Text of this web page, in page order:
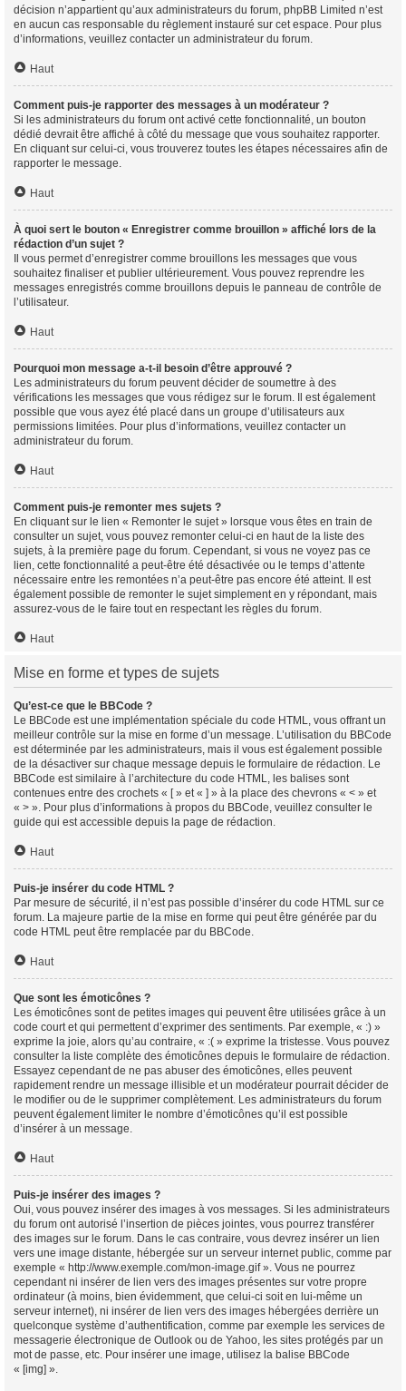
décision n’appartient qu’aux administrateurs du forum, phpBB Limited n’est
en aucun cas responsable du règlement instauré sur cet espace. Pour plus
d’informations, veuillez contacter un administrateur du forum.
Haut
Comment puis-je rapporter des messages à un modérateur ?
Si les administrateurs du forum ont activé cette fonctionnalité, un bouton
dédié devrait être affiché à côté du message que vous souhaitez rapporter.
En cliquant sur celui-ci, vous trouverez toutes les étapes nécessaires afin de
rapporter le message.
Haut
À quoi sert le bouton « Enregistrer comme brouillon » affiché lors de la
rédaction d’un sujet ?
Il vous permet d’enregistrer comme brouillons les messages que vous
souhaitez finaliser et publier ultérieurement. Vous pouvez reprendre les
messages enregistrés comme brouillons depuis le panneau de contrôle de
l’utilisateur.
Haut
Pourquoi mon message a-t-il besoin d’être approuvé ?
Les administrateurs du forum peuvent décider de soumettre à des
vérifications les messages que vous rédigez sur le forum. Il est également
possible que vous ayez été placé dans un groupe d’utilisateurs aux
permissions limitées. Pour plus d’informations, veuillez contacter un
administrateur du forum.
Haut
Comment puis-je remonter mes sujets ?
En cliquant sur le lien « Remonter le sujet » lorsque vous êtes en train de
consulter un sujet, vous pouvez remonter celui-ci en haut de la liste des
sujets, à la première page du forum. Cependant, si vous ne voyez pas ce
lien, cette fonctionnalité a peut-être été désactivée ou le temps d’attente
nécessaire entre les remontées n’a peut-être pas encore été atteint. Il est
également possible de remonter le sujet simplement en y répondant, mais
assurez-vous de le faire tout en respectant les règles du forum.
Haut
Mise en forme et types de sujets
Qu’est-ce que le BBCode ?
Le BBCode est une implémentation spéciale du code HTML, vous offrant un
meilleur contrôle sur la mise en forme d’un message. L’utilisation du BBCode
est déterminée par les administrateurs, mais il vous est également possible
de la désactiver sur chaque message depuis le formulaire de rédaction. Le
BBCode est similaire à l’architecture du code HTML, les balises sont
contenues entre des crochets « [ » et « ] » à la place des chevrons « < » et
« > ». Pour plus d’informations à propos du BBCode, veuillez consulter le
guide qui est accessible depuis la page de rédaction.
Haut
Puis-je insérer du code HTML ?
Par mesure de sécurité, il n’est pas possible d’insérer du code HTML sur ce
forum. La majeure partie de la mise en forme qui peut être générée par du
code HTML peut être remplacée par du BBCode.
Haut
Que sont les émoticônes ?
Les émoticônes sont de petites images qui peuvent être utilisées grâce à un
code court et qui permettent d’exprimer des sentiments. Par exemple, « :) »
exprime la joie, alors qu’au contraire, « :( » exprime la tristesse. Vous pouvez
consulter la liste complète des émoticônes depuis le formulaire de rédaction.
Essayez cependant de ne pas abuser des émoticônes, elles peuvent
rapidement rendre un message illisible et un modérateur pourrait décider de
le modifier ou de le supprimer complètement. Les administrateurs du forum
peuvent également limiter le nombre d’émoticônes qu’il est possible
d’insérer à un message.
Haut
Puis-je insérer des images ?
Oui, vous pouvez insérer des images à vos messages. Si les administrateurs
du forum ont autorisé l’insertion de pièces jointes, vous pourrez transférer
des images sur le forum. Dans le cas contraire, vous devrez insérer un lien
vers une image distante, hébergée sur un serveur internet public, comme par
exemple « http://www.exemple.com/mon-image.gif ». Vous ne pourrez
cependant ni insérer de lien vers des images présentes sur votre propre
ordinateur (à moins, bien évidemment, que celui-ci soit en lui-même un
serveur internet), ni insérer de lien vers des images hébergées derrière un
quelconque système d’authentification, comme par exemple les services de
messagerie électronique de Outlook ou de Yahoo, les sites protégés par un
mot de passe, etc. Pour insérer une image, utilisez la balise BBCode
« [img] ».